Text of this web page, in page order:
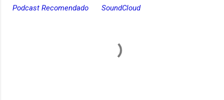
Podcast Recomendado SoundCloud